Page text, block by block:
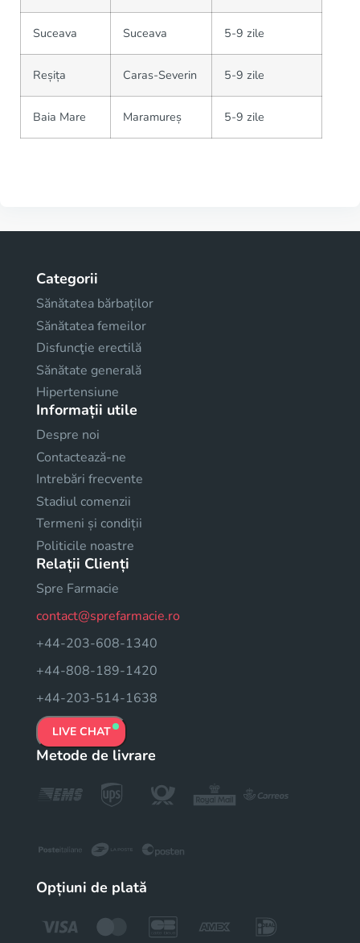
Suceava Suceava 5-9 zile
Reșița Caras-Severin 5-9 zile
Baia Mare Maramureș 5-9 zile
Categorii
Sănătatea bărbaților
Sănătatea femeilor
Disfuncţie erectilă
Sănătate generală
Hipertensiune
Informații utile
Despre noi
Contactează-ne
Intrebări frecvente
Stadiul comenzii
Termeni și condiții
Politicile noastre
Relații Clienți
Spre Farmacie
contact@sprefarmacie.ro
+44-203-608-1340
+44-808-189-1420
+44-203-514-1638
LIVE CHAT
Metode de livrare
Opțiuni de plată